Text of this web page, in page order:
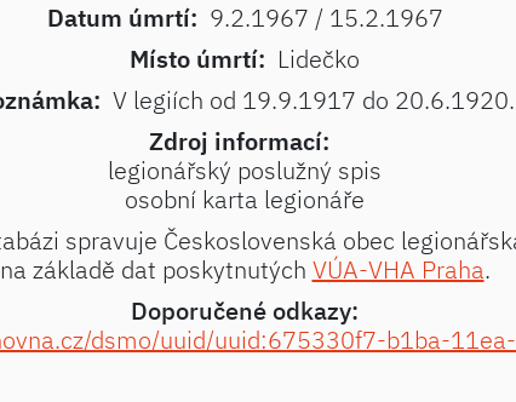
Datum úmrtí: 9.2.1967 / 15.2.1967
Místo úmrtí: Lidečko
V legiích od 19.9.1917 do 20.6.1920.
Zdroj informací:
legionářský poslužný spis
osobní karta legionáře
spravuje Československá obec
na základě dat poskytnutých VÚA-VHA Praha.
Doporučené odkazy:
dsmo/uuid/uuid:675330f7-b1ba-